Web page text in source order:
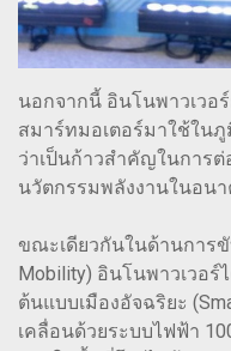
นอกจากนี้ อินโนพาวเวอ
สมาร์ทมอเตอร์มาใช้ในภู
ว่าเป็นก้าวสำคัญในการ
นวัตกรรมพลังงานในอน
ขณะเดียวกันในด้านการ
Mobility) อินโนพาวเวอ
ต้นแบบเมืองอัจฉริยะ
เคลื่อนด้วยระบบไฟฟ้า